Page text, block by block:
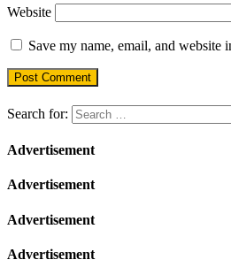
Website
Save my name, email, and website
Search for:
Advertisement
Advertisement
Advertisement
Advertisement